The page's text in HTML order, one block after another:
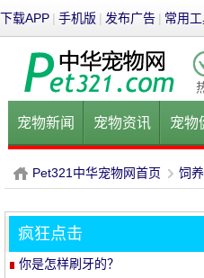
下载APP | 手机版 | 发布广告 | 常用
宠物新闻 宠物资讯 宠物
健康饮食 宠物美容 宠物
P
Pet321中华宠物网首页
›
饲
疯狂点击
你是怎样刷牙的？